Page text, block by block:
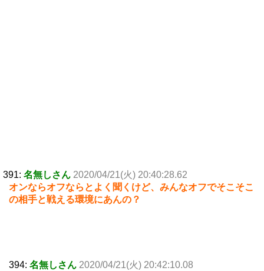
391: 名無しさん 2020/04/21(火) 20:40:28.62
オンならオフならとよく聞くけど、みんなオフでそこそこ
の相手と戦える環境にあんの？
394: 名無しさん 2020/04/21(火) 20:42:10.08